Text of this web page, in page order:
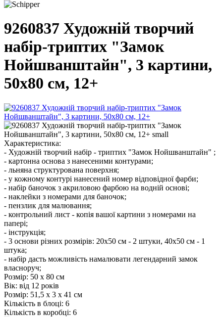
9260837 Художній творчий
набір-триптих "Замок
Нойшванштайн", 3 картини,
50х80 см, 12+
Характеристика:
- Художній творчий набір - триптих "Замок Нойшванштайн" ;
- картонна основа з нанесеними контурами;
- льняна структурована поверхня;
- у кожному контурі нанесений номер відповідної фарби;
- набір баночок з акриловою фарбою на водній основі;
- наклейки з номерами для баночок;
- пензлик для малювання;
- контрольний лист - копія вашої картини з номерами на
папері;
- інструкція;
- 3 основи різних розмірів: 20х50 см - 2 штуки, 40х50 см - 1
штука;
- набір дасть можливість намалювати легендарний замок
власноруч;
Розмір: 50 х 80 см
Вік: від 12 років
Розмір: 51,5 х 3 х 41 см
Кількість в блоці: 6
Кількість в коробці: 6